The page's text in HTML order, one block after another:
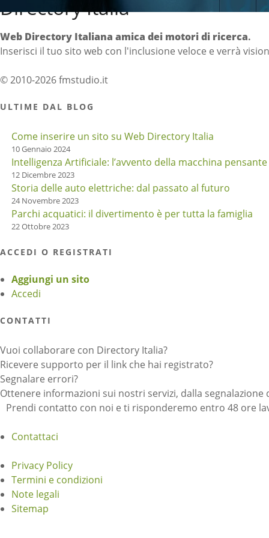
Directory Italia
Web Directory Italiana amica dei motori di ricerca.
Inserisci il tuo sito web con l'inclusione veloce e verrà
© 2010-2026 fmstudio.it
ULTIME DAL BLOG
Come inserire un sito su Web Directory Italia
10 Gennaio 2024
Intelligenza Artificiale: l’avvento della macchina pensante
12 Dicembre 2023
Storia delle auto elettriche: dal passato al futuro
24 Novembre 2023
Parchi acquatici: il divertimento è per tutta la famiglia
22 Ottobre 2023
ACCEDI O REGISTRATI
Aggiungi un sito
Accedi
CONTATTI
Vuoi collaborare con Directory Italia?
Ricevere supporto per il link che hai registrato?
Segnalare errori?
Ottenere informazioni sui nostri servizi, dalla
Prendi contatto con noi e ti risponderemo entro 48 ore
Contattaci
Privacy Policy
Termini e condizioni
Note legali
Sitemap